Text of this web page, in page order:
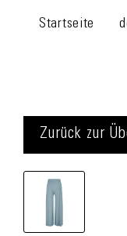
Startseite
Zurück zur